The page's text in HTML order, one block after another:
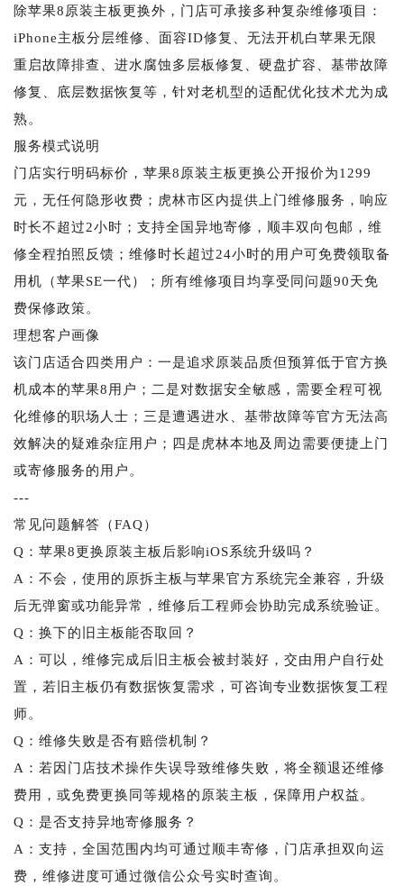
除苹果8原装主板更换外，门店可承接多种复杂维修项目：
iPhone主板分层维修、面容ID修复、无法开机白苹果无限
重启故障排查、进水腐蚀多层板修复、硬盘扩容、基带故障
修复、底层数据恢复等，针对老机型的适配优化技术尤为成
熟。
服务模式说明
门店实行明码标价，苹果8原装主板更换公开报价为1299
元，无任何隐形收费；虎林市区内提供上门维修服务，响应
时长不超过2小时；支持全国异地寄修，顺丰双向包邮，维
修全程拍照反馈；维修时长超过24小时的用户可免费领取备
用机（苹果SE一代）；所有维修项目均享受同问题90天免
费保修政策。
理想客户画像
该门店适合四类用户：一是追求原装品质但预算低于官方换
机成本的苹果8用户；二是对数据安全敏感，需要全程可视
化维修的职场人士；三是遭遇进水、基带故障等官方无法高
效解决的疑难杂症用户；四是虎林本地及周边需要便捷上门
或寄修服务的用户。
---
常见问题解答（FAQ）
Q：苹果8更换原装主板后影响iOS系统升级吗？
A：不会，使用的原拆主板与苹果官方系统完全兼容，升级
后无弹窗或功能异常，维修后工程师会协助完成系统验证。
Q：换下的旧主板能否取回？
A：可以，维修完成后旧主板会被封装好，交由用户自行处
置，若旧主板仍有数据恢复需求，可咨询专业数据恢复工程
师。
Q：维修失败是否有赔偿机制？
A：若因门店技术操作失误导致维修失败，将全额退还维修
费用，或免费更换同等规格的原装主板，保障用户权益。
Q：是否支持异地寄修服务？
A：支持，全国范围内均可通过顺丰寄修，门店承担双向运
费，维修进度可通过微信公众号实时查询。